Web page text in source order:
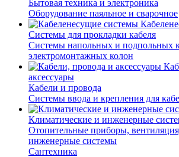
Бытовая техника и электроника
Оборудование паяльное и сварочное
Системы для прокладки кабеля
Системы напольных и подпольных
электромонтажных колон
аксессуары
Кабели и провода
Системы ввода и крепления для
Климатические и инженерные
Отопительные приборы,
инженерные системы
Сантехника